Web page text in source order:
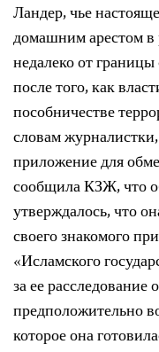
Ландер, чье
домашним арестом в
недалеко от границы
после того, как
пособничестве
словам
приложение для
сообщила КЗЖ, что
утверждалось, что
своего знакомого
«Исламского
за ее
предположительно
которое она